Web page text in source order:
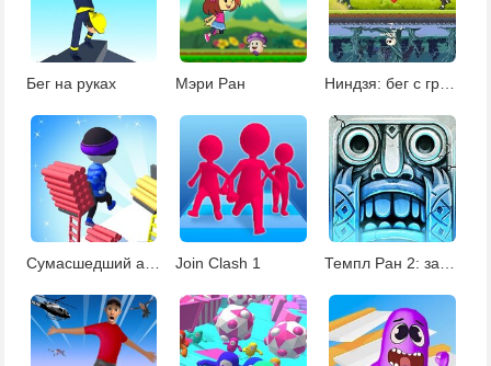
Бег на руках Мэри Ран Ниндзя: бег с гравитацией
Сумасшедший альпинист Join Clash 1 Темпл Ран 2: замерзшие тени